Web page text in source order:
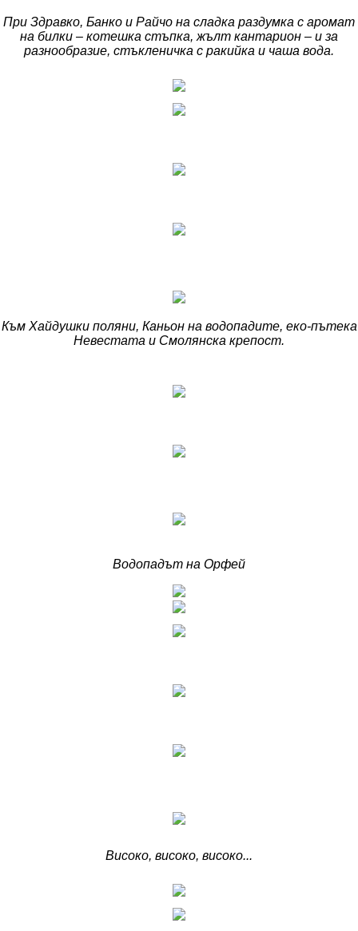
При Здравко, Банко и Райчо на сладка раздумка с аромат
на билки – котешка стъпка, жълт кантарион – и за
разнообразие, стъкленичка с ракийка и чаша вода.
Към Хайдушки поляни, Каньон на водопадите, еко-пътека
Невестата и Смолянска крепост.
Водопадът на Орфей
Високо, високо, високо...